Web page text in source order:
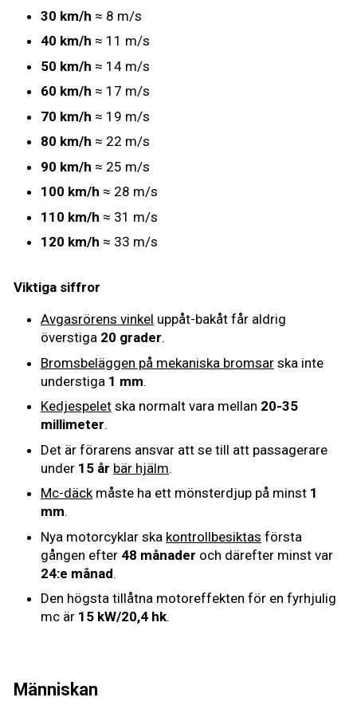
30 km/h ≈ 8 m/s
40 km/h ≈ 11 m/s
50 km/h ≈ 14 m/s
60 km/h ≈ 17 m/s
70 km/h ≈ 19 m/s
80 km/h ≈ 22 m/s
90 km/h ≈ 25 m/s
100 km/h ≈ 28 m/s
110 km/h ≈ 31 m/s
120 km/h ≈ 33 m/s
Viktiga siffror
Avgasrörens vinkel uppåt-bakåt får aldrig
överstiga 20 grader.
Bromsbeläggen på mekaniska bromsar ska inte
understiga 1 mm.
Kedjespelet ska normalt vara mellan 20-35
millimeter.
Det är förarens ansvar att se till att passagerare
under 15 år bär hjälm.
Mc-däckmåste ha ett mönsterdjup på minst 1
mm.
Nya motorcyklar ska kontrollbesiktas första
gången efter 48 månader och därefter minst var
24:e månad.
Den högsta tillåtna motoreffekten för en fyrhjulig
mc är 15 kW/20,4 hk.
Människan